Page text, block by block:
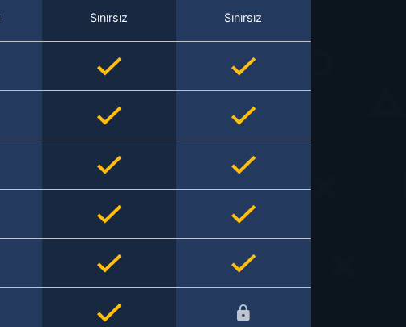
Sınırsız Sınırsız